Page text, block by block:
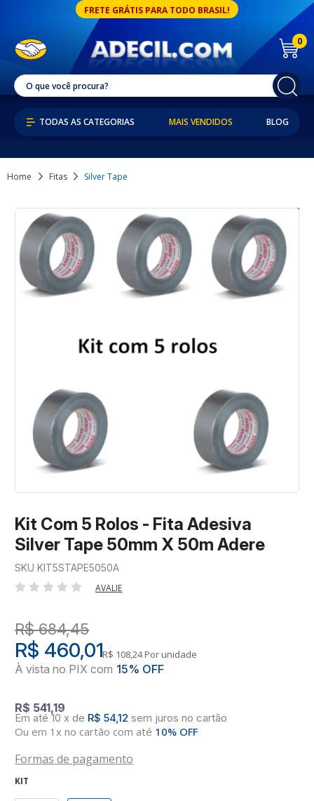
FRETE GRÁTIS PARA TODO BRASIL!
0
MAIS VENDIDOS BLOG
Home Fitas Silver Tape
Kit Com 5 Rolos - Fita Adesiva
Silver Tape 50mm X 50m Adere
SKU KIT5STAPE5050A
AVALIE
R$ 684,45
R$ 541,19
R$ 460,01R$ 108,24Por unidade
10 x de R$ 54,12 sem juros no cartão
Ou em 1x no cartão com até 10% OFF
Formas de pagamento
KIT